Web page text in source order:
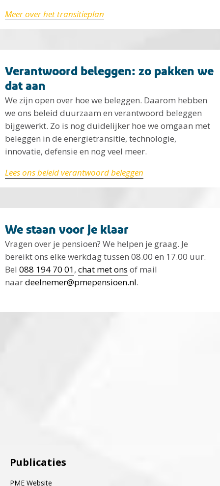
Meer over het transitieplan
Verantwoord beleggen: zo pakken we
dat aan
We zijn open over hoe we beleggen. Daarom hebben
we ons beleid duurzaam en verantwoord beleggen
bijgewerkt. Zo is nog duidelijker hoe we omgaan met
beleggen in de energietransitie, technologie,
innovatie, defensie en nog veel meer.
Lees ons beleid verantwoord beleggen
We staan voor je klaar
Vragen over je pensioen? We helpen je graag. Je
bereikt ons elke werkdag tussen 08.00 en 17.00 uur.
Bel 088 194 70 01, chat met ons of mail
naardeelnemer@pmepensioen.nl.
Publicaties
PME Website